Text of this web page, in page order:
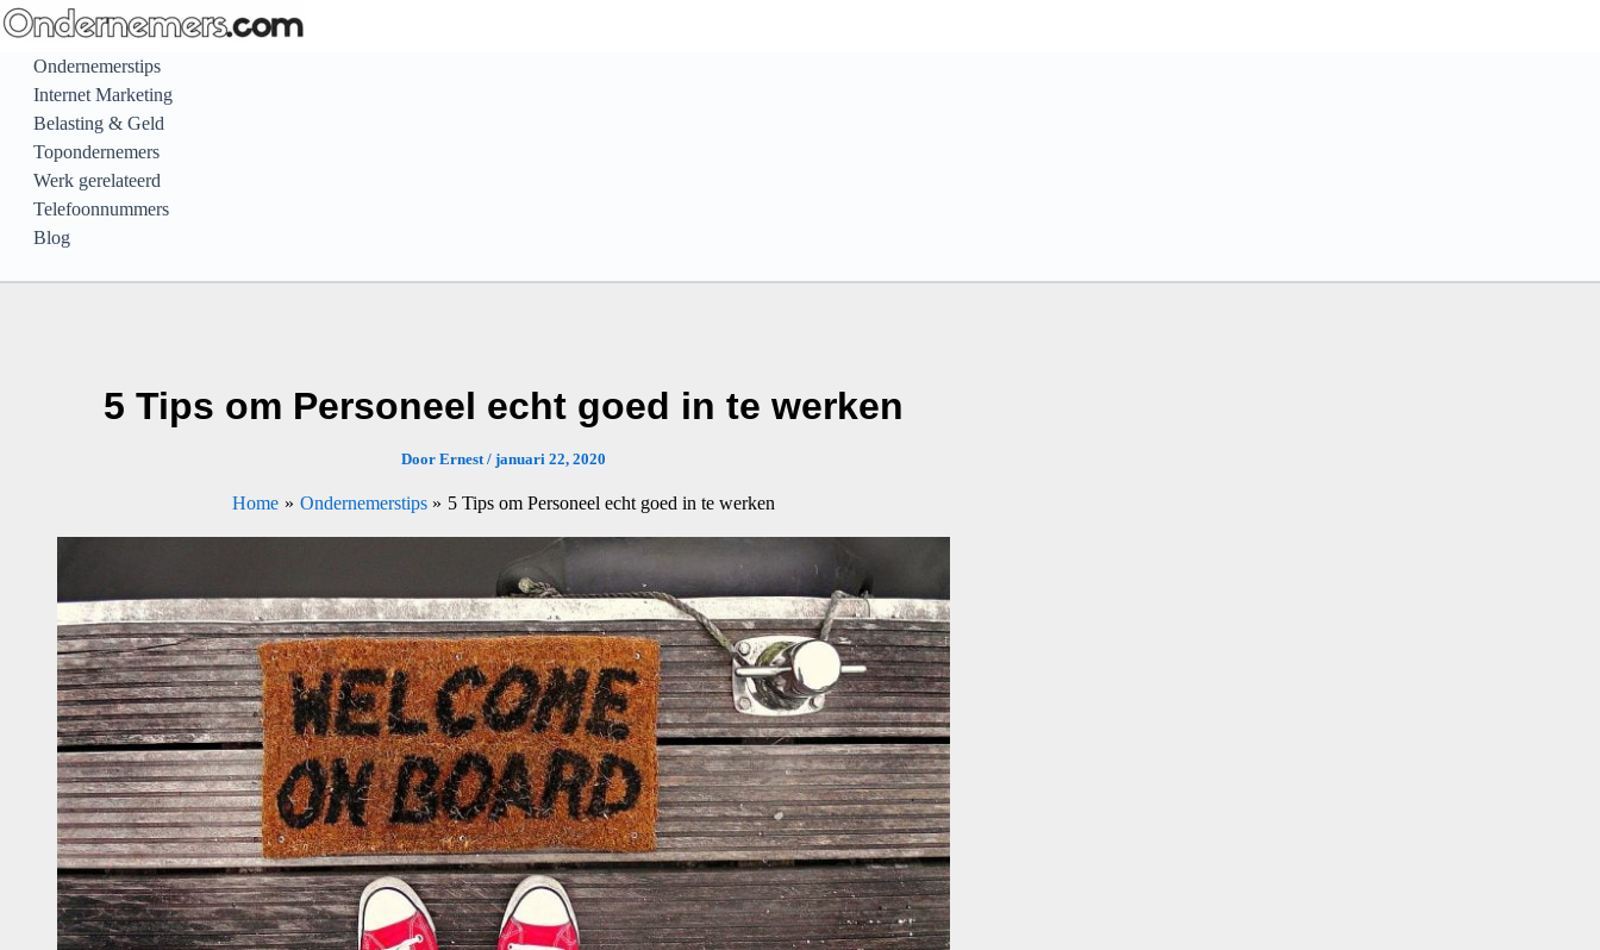
Ga
naar
inhoud
Ondernemerstips
Internet Marketing
Belasting & Geld
Topondernemers
Werk gerelateerd
Telefoonnummers
Blog
5 Tips om Personeel echt goed in te werken
Door Ernest/ januari 22, 2020
Home Ondernemerstips 5 Tips om Personeel echt goed in te werken